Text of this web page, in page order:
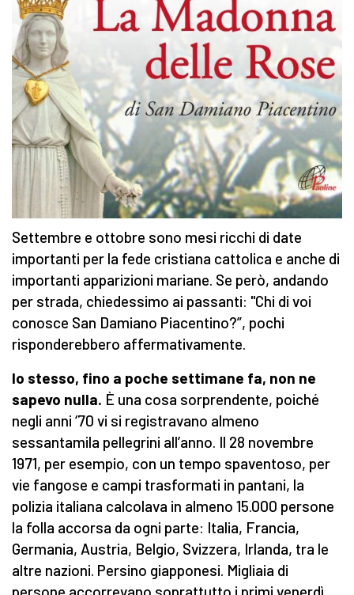
Settembre e ottobre sono mesi ricchi di date
importanti per la fede cristiana cattolica e anche di
importanti apparizioni mariane. Se però, andando
per strada, chiedessimo ai passanti: "Chi di voi
conosce San Damiano Piacentino?”, pochi
risponderebbero affermativamente.
Io stesso, fino a poche settimane fa, non ne
sapevo nulla. È una cosa sorprendente, poiché
negli anni ‘70 vi si registravano almeno
sessantamila pellegrini all’anno. Il 28 novembre
1971, per esempio, con un tempo spaventoso, per
vie fangose e campi trasformati in pantani, la
polizia italiana calcolava in almeno 15.000 persone
la folla accorsa da ogni parte: Italia, Francia,
Germania, Austria, Belgio, Svizzera, Irlanda, tra le
altre nazioni. Persino giapponesi. Migliaia di